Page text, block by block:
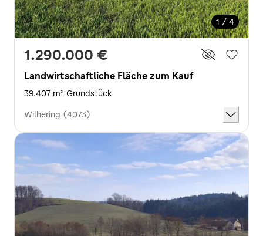
1 / 4
1.290.000 €
Landwirtschaftliche Fläche zum Kauf
39.407 m² Grundstück
Wilhering (4073)